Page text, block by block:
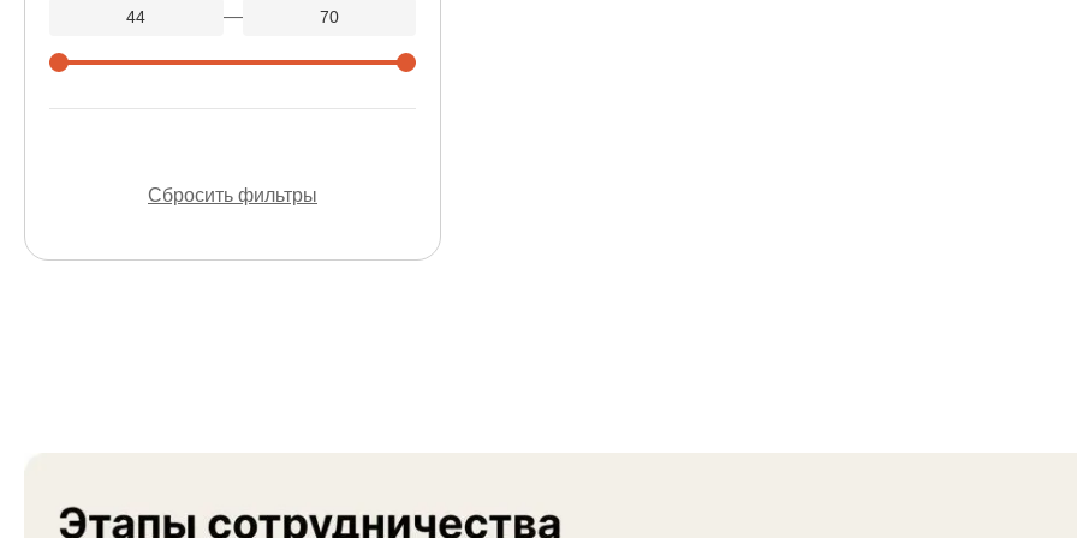
—
Сбросить фильтры